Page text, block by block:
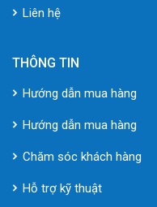
Liên hệ
THÔNG TIN
Hướng dẫn mua hàng
Hướng dẫn mua hàng
Chăm sóc khách hàng
Hỗ trợ kỹ thuật